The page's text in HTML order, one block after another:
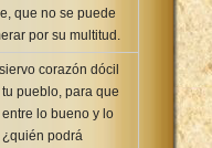
que no se puede
por su multitud.
corazón dócil
pueblo, para que
lo bueno y lo
podrá